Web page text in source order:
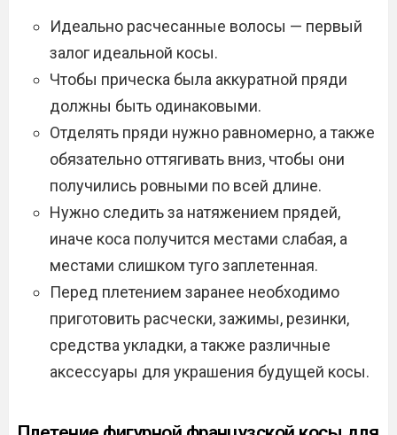
Идеально расчесанные волосы — первый
залог идеальной косы.
Чтобы прическа была аккуратной пряди
должны быть одинаковыми.
Отделять пряди нужно равномерно, а также
обязательно оттягивать вниз, чтобы они
получились ровными по всей длине.
Нужно следить за натяжением прядей,
иначе коса получится местами слабая, а
местами слишком туго заплетенная.
Перед плетением заранее необходимо
приготовить расчески, зажимы, резинки,
средства укладки, а также различные
аксессуары для украшения будущей косы.